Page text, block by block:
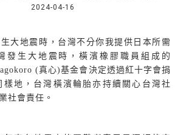
2024-04-16
大地震時，台灣不分你我提供日本所需
發生大地震時，橫濱橡膠職員組成的
(真心)基金會決定透過紅十字會捐
樣地，台灣橫濱輪胎亦持續關心台灣社
社會責任。